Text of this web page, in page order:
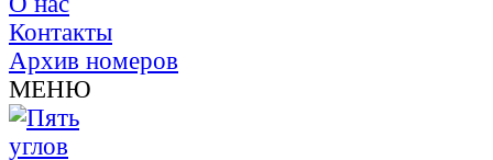
Контакты
Архив номеров
МЕНЮ